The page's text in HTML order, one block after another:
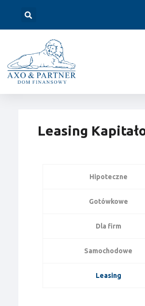
Leasing
Hipoteczne
Gotówkowe
Dla firm
Samochodowe
Leasing